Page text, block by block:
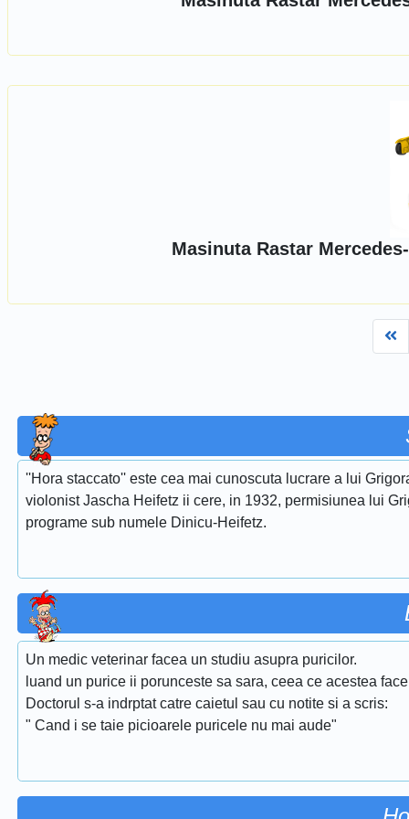
Masinuta Rastar
''Hora staccato'' este cea mai cunoscuta lucrare a lui
violonist Jascha Heifetz ii cere, in 1932, permisiunea lui
programe sub numele Dinicu-Heifetz.
Un medic veterinar facea un studiu asupra puricilor.
luand un purice ii porunceste sa sara, ceea ce acestea
Doctorul s-a indrptat catre caietul sau cu notite si a scris:
" Cand i se taie picioarele puricele nu mai aude"